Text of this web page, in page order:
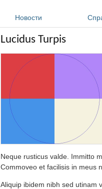
Новости
Lucidus Turpis
Neque rusticus valde. Immitto
Commoveo et facilisis in meus
Aliquip ibidem nibh sed utinam